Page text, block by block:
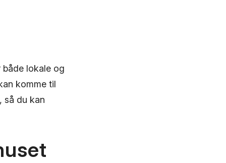
lokale og
komme til
så du kan